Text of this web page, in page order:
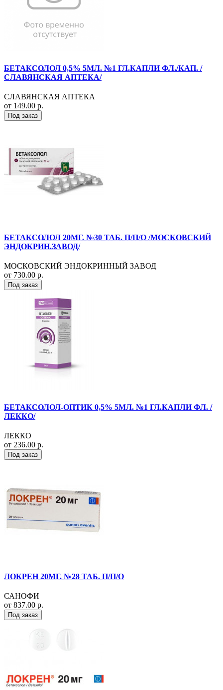
БЕТАКСОЛОЛ 0,5% 5МЛ. №1 ГЛ.КАПЛИ ФЛ./КАП. /
СЛАВЯНСКАЯ АПТЕКА/
СЛАВЯНСКАЯ АПТЕКА
от 149.00 р.
Под заказ
БЕТАКСОЛОЛ 20МГ. №30 ТАБ. П/П/О /МОСКОВСКИЙ
ЭНДОКРИН.ЗАВОД/
МОСКОВСКИЙ ЭНДОКРИННЫЙ ЗАВОД
от 730.00 р.
Под заказ
БЕТАКСОЛОЛ-ОПТИК 0,5% 5МЛ. №1 ГЛ.КАПЛИ ФЛ. /
ЛЕККО/
ЛЕККО
от 236.00 р.
Под заказ
ЛОКРЕН 20МГ. №28 ТАБ. П/П/О
САНОФИ
от 837.00 р.
Под заказ